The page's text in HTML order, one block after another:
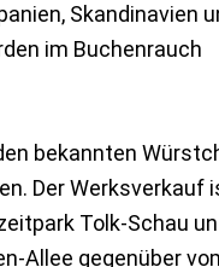
Skandinavien
im Buchenrauch
bekannten
Der Werksverkauf
Tolk-Schau
Allee gegenüber